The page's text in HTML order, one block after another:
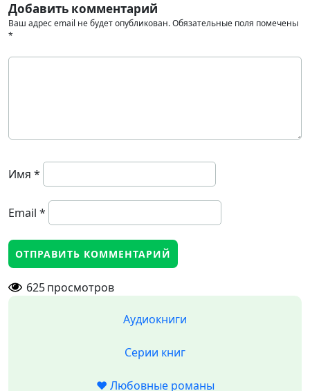
Добавить комментарий
Ваш адрес email не будет опубликован.Обязательные поля помечены
*
Имя *
Email *
625просмотров
Аудиокниги
Серии книг
❤️ Любовные романы